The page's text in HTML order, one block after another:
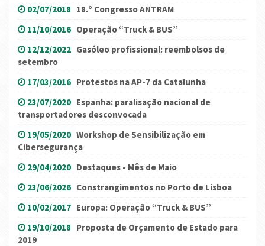
02/07/2018 18.º Congresso ANTRAM
11/10/2016 Operação “Truck & BUS”
12/12/2022 Gasóleo profissional: reembolsos de
setembro
17/03/2016 Protestos na AP-7 da Catalunha
23/07/2020 Espanha: paralisação nacional de
transportadores desconvocada
19/05/2020 Workshop de Sensibilização em
Cibersegurança
29/04/2020 Destaques - Mês de Maio
23/06/2026 Constrangimentos no Porto de Lisboa
10/02/2017 Europa: Operação “Truck & BUS”
19/10/2018 Proposta de Orçamento de Estado para
2019